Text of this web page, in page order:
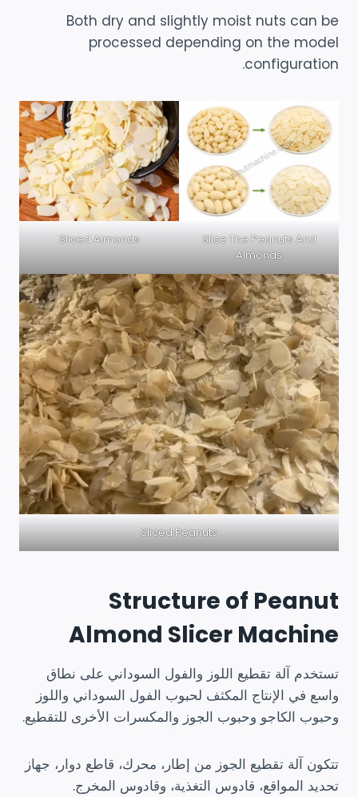
Both dry and slightly moist nuts can be
processed depending on the model
configuration.
Slice The Peanuts And
Almonds
Sliced Almonds
Sliced Peanuts
Structure of Peanut
Almond Slicer Machine
تستخدم آلة تقطيع اللوز والفول السوداني على نطاق
واسع في الإنتاج المكثف لحبوب الفول السوداني واللوز
وحبوب الكاجو وحبوب الجوز والمكسرات الأخرى للتقطيع.
تتكون آلة تقطيع الجوز من إطار، محرك، قاطع دوار، جهاز
تحديد المواقع، قادوس التغذية، وقادوس المخرج.